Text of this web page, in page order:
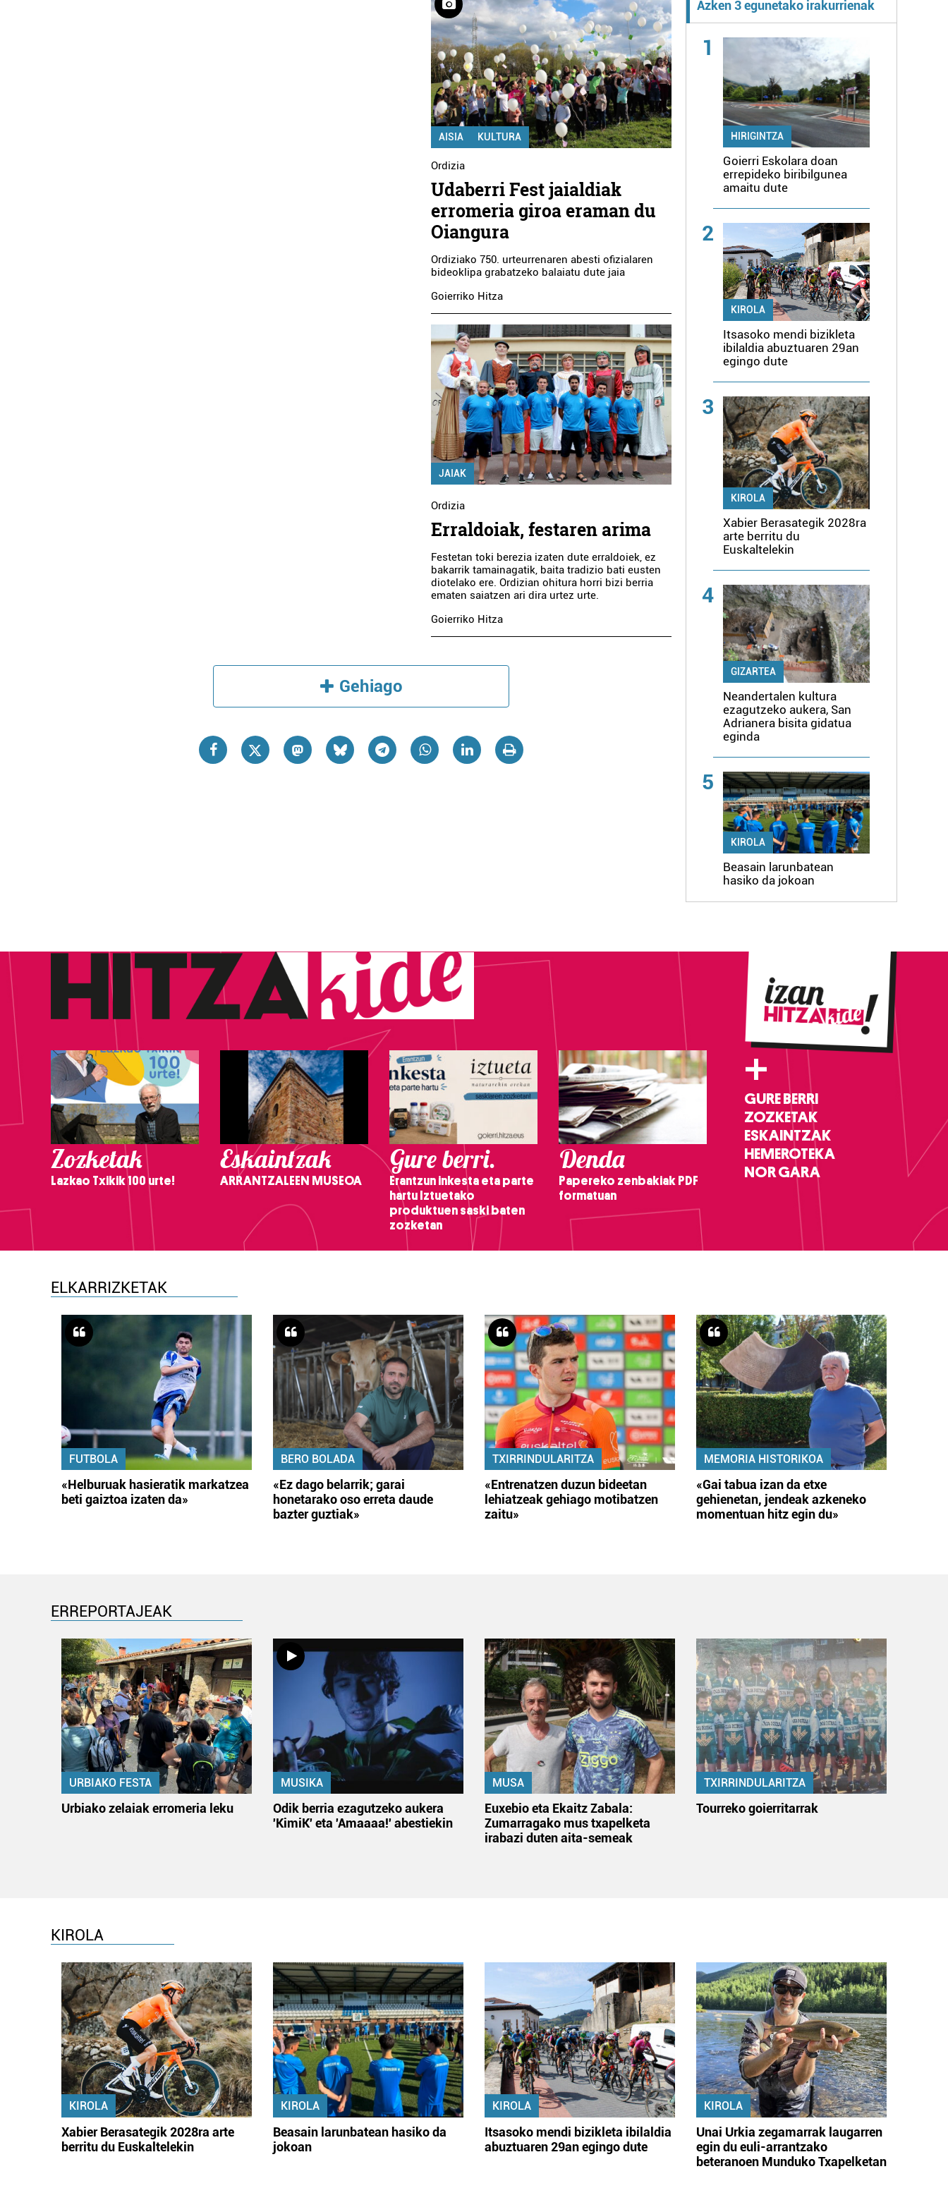
AISIA KULTURA
Ordizia
Udaberri Fest jaialdiak
erromeria giroa eraman du
Oiangura
Ordiziako 750. urteurrenaren abesti ofizialaren
bideoklipa grabatzeko balaiatu dute jaia
Goierriko Hitza
JAIAK
Ordizia
Erraldoiak, festaren arima
Festetan toki berezia izaten dute erraldoiek, ez
bakarrik tamainagatik, baita tradizio bati eusten
diotelako ere. Ordizian ohitura horri bizi berria
ematen saiatzen ari dira urtez urte.
Goierriko Hitza
Gehiago
Azken 3 egunetako irakurrienak
1
HIRIGINTZA
Goierri Eskolara doan
errepideko biribilgunea
amaitu dute
2
KIROLA
Itsasoko mendi bizikleta
ibilaldia abuztuaren 29an
egingo dute
3
KIROLA
Xabier Berasategik 2028ra
arte berritu du
Euskaltelekin
4
GIZARTEA
Neandertalen kultura
ezagutzeko aukera, San
Adrianera bisita gidatua
eginda
5
KIROLA
Beasain larunbatean
hasiko da jokoan
Zozketak
Lazkao Txikik 100 urte!
Eskaintzak
ARRANTZALEEN MUSEOA
Gure berri.
Erantzun inkesta eta parte
hartu Iztuetako
produktuen saski baten
zozketan
Denda
Papereko zenbakiak PDF
formatuan
+
GURE BERRI
ZOZKETAK
ESKAINTZAK
HEMEROTEKA
NOR GARA
ELKARRIZKETAK
FUTBOLA
«Helburuak hasieratik markatzea
beti gaiztoa izaten da»
BERO BOLADA
«Ez dago belarrik; garai
honetarako oso erreta daude
bazter guztiak»
TXIRRINDULARITZA
«Entrenatzen duzun bideetan
lehiatzeak gehiago motibatzen
zaitu»
MEMORIA HISTORIKOA
«Gai tabua izan da etxe
gehienetan, jendeak azkeneko
momentuan hitz egin du»
ERREPORTAJEAK
URBIAKO FESTA
Urbiako zelaiak erromeria leku
MUSIKA
Odik berria ezagutzeko aukera
'KimiK' eta 'Amaaaa!' abestiekin
MUSA
Euxebio eta Ekaitz Zabala:
Zumarragako mus txapelketa
irabazi duten aita-semeak
TXIRRINDULARITZA
Tourreko goierritarrak
KIROLA
KIROLA
Xabier Berasategik 2028ra arte
berritu du Euskaltelekin
KIROLA
Beasain larunbatean hasiko da
jokoan
KIROLA
Itsasoko mendi bizikleta ibilaldia
abuztuaren 29an egingo dute
KIROLA
Unai Urkia zegamarrak laugarren
egin du euli-arrantzako
beteranoen Munduko Txapelketan